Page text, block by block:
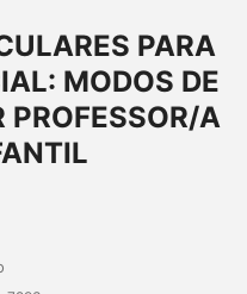
PARA
MODOS DE
PROFESSOR/A